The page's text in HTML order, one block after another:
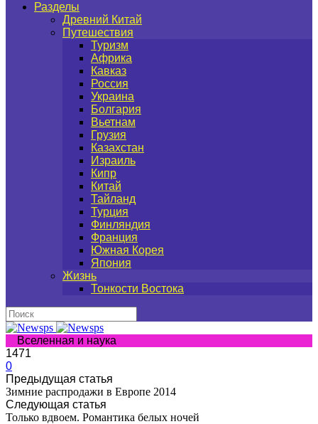
Разделы
Древний Китай
Путешествия
Туризм
Африка
Кавказ
Россия
Украина
Болгария
Вьетнам
Грузия
Казахстан
Израиль
Кипр
Китай
Тайланд
Турция
Финляндия
Франция
Южная Корея
Япония
Жизнь
Тонкости Востока
Вселенная и наука
1471
0
Предыдущая статья
Зимние распродажи в Европе 2014
Следующая статья
Только вдвоем. Романтика белых ночей